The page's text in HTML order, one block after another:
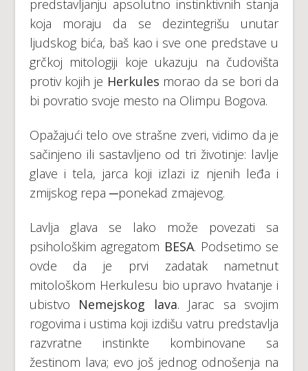
predstavljanju apsolutno instinktivnih stanja
koja moraju da se dezintegrišu unutar
ljudskog bića, baš kao i sve one predstave u
grčkoj mitologiji koje ukazuju na čudovišta
protiv kojih je Herkules morao da se bori da
bi povratio svoje mesto na Olimpu Bogova.
Opažajući telo ove strašne zveri, vidimo da je
sačinjeno ili sastavljeno od tri životinje: lavlje
glave i tela, jarca koji izlazi iz njenih leđa i
zmijskog repa ─ponekad zmajevog.
Lavlja glava se lako može povezati sa
psihološkim agregatom BESA. Podsetimo se
ovde da je prvi zadatak nametnut
mitološkom Herkulesu bio upravo hvatanje i
ubistvo Nemejskog lava. Jarac sa svojim
rogovima i ustima koji izdišu vatru predstavlja
razvratne instinkte kombinovane sa
žestinom lava; evo još jednog odnošenja na